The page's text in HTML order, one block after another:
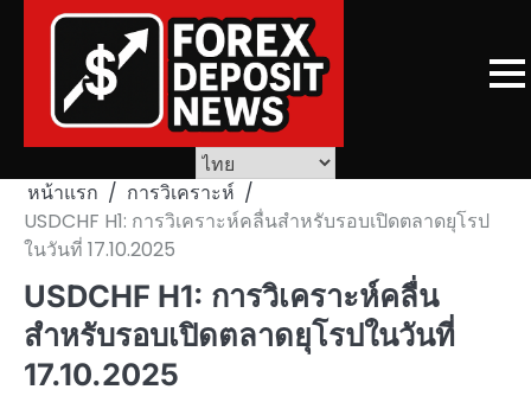
หน้าแรก
การวิเคราะห์
USDCHF H1: การวิเคราะห์คลื่นสำหรับรอบเปิดตลาดยุโรป
ในวันที่ 17.10.2025
USDCHF H1: การวิเคราะห์คลื่น
สำหรับรอบเปิดตลาดยุโรปในวันที่
17.10.2025